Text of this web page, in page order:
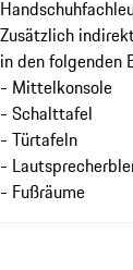
Zusätzlich
in den folgenden
- Mittelkonsole
- Schalttafel
- Türtafeln
-
- Fußräume